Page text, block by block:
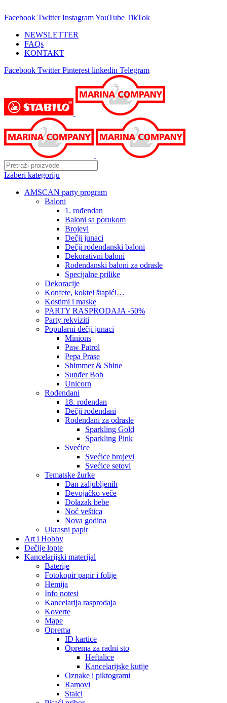
Facebook Twitter InstagramYouTube TikTok
NEWSLETTER
FAQs
KONTAKT
Facebook Twitter Pinterest linkedin Telegram
Izaberi kategoriju
AMSCAN party program
Baloni
1. rođendan
Baloni sa porukom
Brojevi
Dečji junaci
Dečji rođendanski baloni
Dekorativni baloni
Rođendanski baloni za odrasle
Specijalne prilike
Dekoracije
Konfete, koktel štapići…
Kostimi i maske
PARTY RASPRODAJA -50%
Party rekviziti
Popularni dečji junaci
Minions
Paw Patrol
Pepa Prase
Shimmer & Shine
Sunđer Bob
Unicorn
Rođendani
18. rođendan
Dečji rođendani
Rođendani za odrasle
Sparkling Gold
Sparkling Pink
Svećice
Svećice brojevi
Svećice setovi
Tematske žurke
Dan zaljubljenih
Devojačko veče
Dolazak bebe
Noć veštica
Nova godina
Ukrasni papir
Art i Hobby
Dečije lopte
Kancelarijski materijal
Baterije
Fotokopir papir i folije
Hemija
Info notesi
Kancelarija rasprodaja
Koverte
Mape
Oprema
ID kartice
Oprema za radni sto
Heftalice
Kancelarijske kutije
Oznake i piktogrami
Ramovi
Stalci